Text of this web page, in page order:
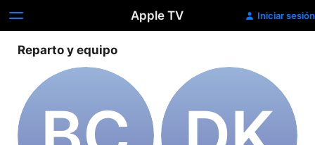
Apple TV Iniciar sesión
Reparto y equipo